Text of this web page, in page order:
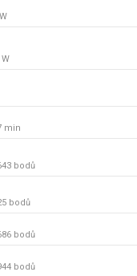
W
min
bodů
bodů
bodů
bodů